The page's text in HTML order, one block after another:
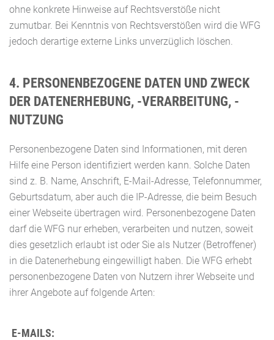
ohne konkrete Hinweise auf Rechtsverstöße nicht
zumutbar. Bei Kenntnis von Rechtsverstößen wird die WFG
jedoch derartige externe Links unverzüglich löschen.
4. PERSONENBEZOGENE DATEN UND ZWECK
DER DATENERHEBUNG, -VERARBEITUNG, -
NUTZUNG
Personenbezogene Daten sind Informationen, mit deren
Hilfe eine Person identifiziert werden kann. Solche Daten
sind z. B. Name, Anschrift, E-Mail-Adresse, Telefonnummer,
Geburtsdatum, aber auch die IP-Adresse, die beim Besuch
einer Webseite übertragen wird. Personenbezogene Daten
darf die WFG nur erheben, verarbeiten und nutzen, soweit
dies gesetzlich erlaubt ist oder Sie als Nutzer (Betroffener)
in die Datenerhebung eingewilligt haben. Die WFG erhebt
personenbezogene Daten von Nutzern ihrer Webseite und
ihrer Angebote auf folgende Arten:
E-MAILS: